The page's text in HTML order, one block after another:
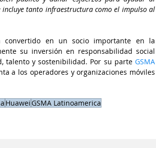
tanto infraestructura como el impulso al
en un socio importante en la
su inversión en responsabilidad social
talento y sostenibilidad. Por su parte GSMA
a los operadores y organizaciones móviles
HuaweiGSMA Latinoamerica